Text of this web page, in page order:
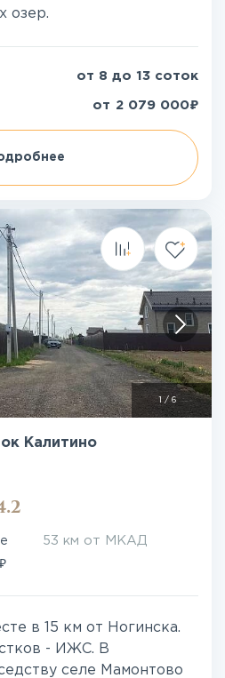
озер.
от 8 до 13 соток
от 2 079 000₽
1/ 6
Калитино
53 км от МКАД
₽
в 15 км от Ногинска.
- ИЖС. В
селе Мамонтово